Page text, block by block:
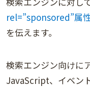
rel=”sponsored”属
を伝えます。
検索エンジン向けに
JavaScript、イベン